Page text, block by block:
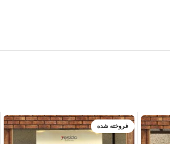
فروخته شده